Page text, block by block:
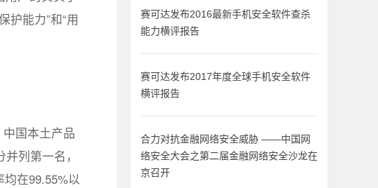
护能力”和“用
国本土产品
列第一名，
在99.55%以
赛可达发布2016最新手机安全软件查杀
能力横评报告
赛可达发布2017年度全球手机安全软件
横评报告
合力对抗金融网络安全威胁 ——中国网
络安全大会之第二届金融网络安全沙龙在
京召开